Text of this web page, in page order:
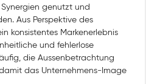
genutzt und
Aus Perspektive des
konsistentes Markenerlebnis
und fehlerlose
die Aussenbetrachtung
das Unternehmens-Image